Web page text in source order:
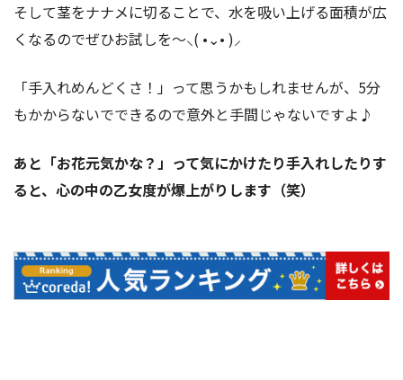
そして茎をナナメに切ることで、水を吸い上げる面積が広
くなるのでぜひお試しを〜⸜( •⌄• )⸝
「手入れめんどくさ！」って思うかもしれませんが、5分
もかからないでできるので意外と手間じゃないですよ♪
あと「お花元気かな？」って気にかけたり手入れしたりす
ると、心の中の乙女度が爆上がりします（笑）